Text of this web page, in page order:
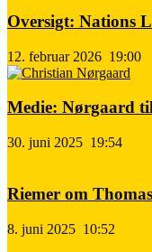
Oversigt: Nations
12. februar 2026 19:00
Medie: Nørgaard
30. juni 2025 19:54
Riemer om
8. juni 2025 10:52